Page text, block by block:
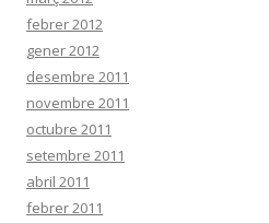
febrer 2012
gener 2012
desembre 2011
novembre 2011
octubre 2011
setembre 2011
abril 2011
febrer 2011